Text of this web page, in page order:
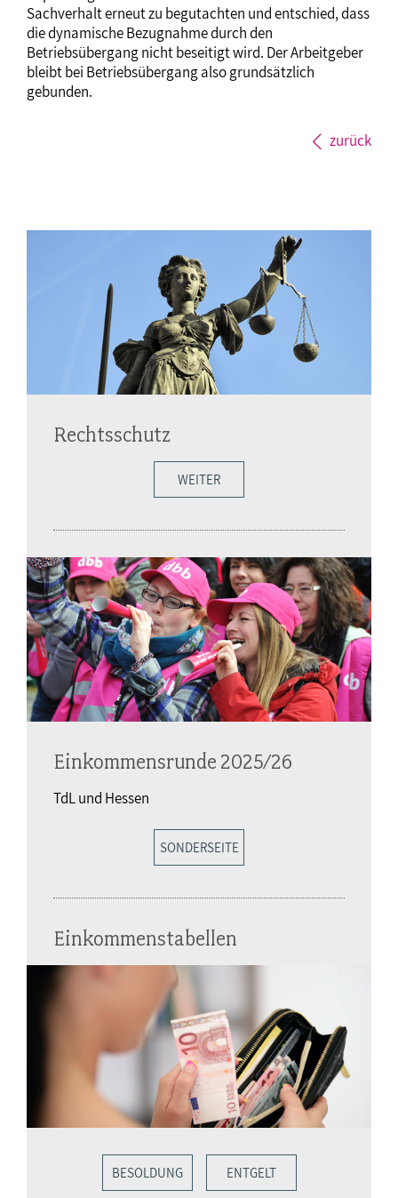
Sachverhalt erneut zu begutachten und entschied, dass
die dynamische Bezugnahme durch den
Betriebsübergang nicht beseitigt wird. Der Arbeitgeber
bleibt bei Betriebsübergang also grundsätzlich
gebunden.
zurück
Rechtsschutz
WEITER
Einkommensrunde 2025/26
TdL und Hessen
SONDERSEITE
Einkommenstabellen
BESOLDUNG ENTGELT